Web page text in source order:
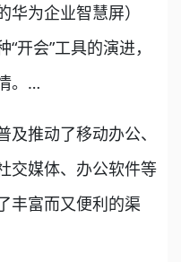
为企业智慧屏）
开会”工具的演进，
。…
推动了移动办公、
交媒体、办公软件等
丰富而又便利的渠